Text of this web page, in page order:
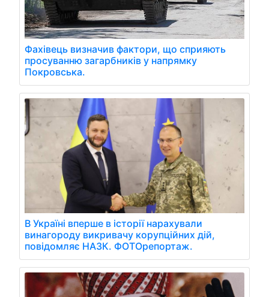
Фахівець визначив фактори, що сприяють
просуванню загарбників у напрямку
Покровська.
В Україні вперше в історії нарахували
винагороду викривачу корупційних дій,
повідомляє НАЗК. ФОТОрепортаж.